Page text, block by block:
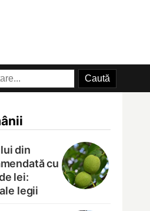
din
cu
lei:
legii